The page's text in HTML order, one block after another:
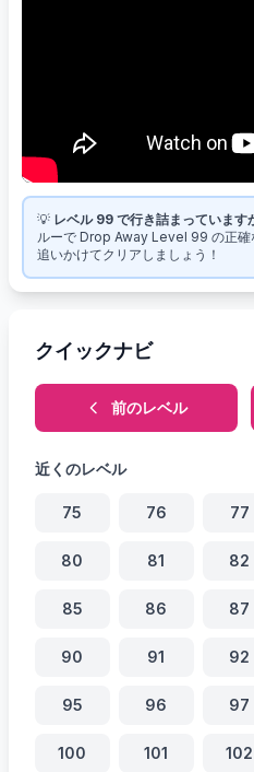
💡 レベル 99 で行き詰まっています
ルーで Drop Away Level 99 の正確
追いかけてクリアしましょう！
クイックナビ
前のレベル
近くのレベル
75 76 77
80 81 82
85 86 87
90 91 92
95 96 97
100 101 102